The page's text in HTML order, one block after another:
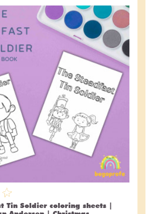
Tin Soldier coloring sheets |